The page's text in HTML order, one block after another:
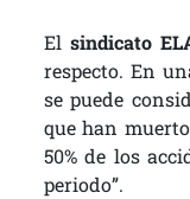
El sindicato
respecto. En
se puede
que han
50% de los
periodo”.